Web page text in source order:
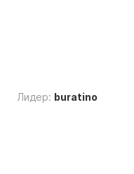
Лидер: buratino